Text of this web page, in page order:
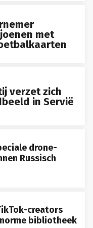
met
verzet zich
in Servië
drone-
Russisch
creators
bibliotheek